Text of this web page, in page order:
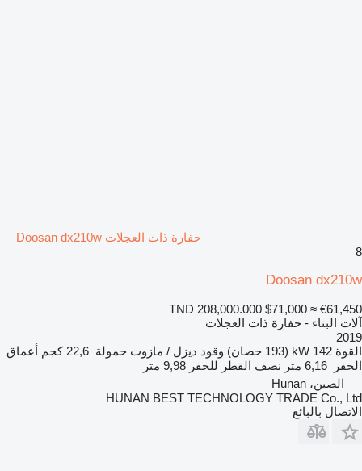
حفارة ذات العجلات Doosan dx210w
8
Doosan dx210w
TND 208,000.000 $71,000 ≈ €61,450
آلات البناء - حفارة ذات العجلات
2019
القوة 142 kW (193 حصان) وقود ديزل / مازوت حمولة 22,6 كجم
أعماق
الحفر
6,16 متر نصف القطر للحفر 9,98 متر
الصين، Hunan
HUNAN BEST TECHNOLOGY TRADE Co., Ltd
الاتصال بالبائع